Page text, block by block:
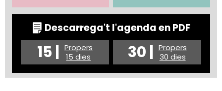
Descarrega't l'agenda en PDF
15 | Propers
15 dies
30 | Propers
30 dies